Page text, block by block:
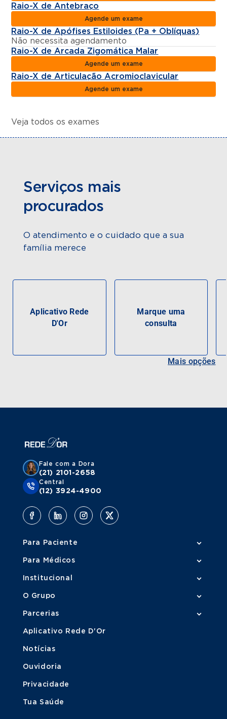
Raio-X de Antebraço
Agende um exame
Raio-X de Apófises Estiloides (Pa + Oblíquas)
Não necessita agendamento
Raio-X de Arcada Zigomática Malar
Agende um exame
Raio-X de Articulação Acromioclavicular
Agende um exame
Veja todos os exames
Serviços mais
procurados
O atendimento e o cuidado que a sua
família merece
Aplicativo Rede
D'Or
Marque uma
consulta
Mais opções
Fale com a Dora
(21) 2101-2658
Central
(12) 3924-4900
Para Paciente
Para Médicos
Institucional
O Grupo
Parcerias
Aplicativo Rede D'Or
Notícias
Ouvidoria
Privacidade
Tua Saúde